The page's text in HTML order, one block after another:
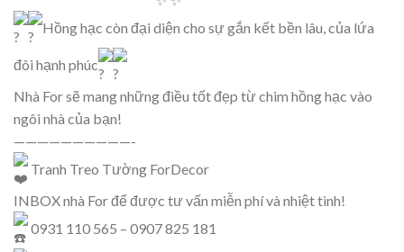
Hồng hạc còn đại diện cho sự gắn kết bền lâu, của lứa
đôi hạnh phúc
Nhà For sẽ mang những điều tốt đẹp từ chim hồng hạc vào
ngôi nhà của bạn!
——————————-
Tranh Treo Tường ForDecor
INBOX nhà For để được tư vấn miễn phí và nhiệt tình!
0931 110 565 – 0907 825 181